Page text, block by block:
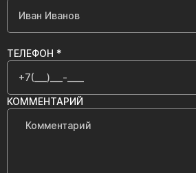
ТЕЛЕФОН *
КОММЕНТАРИЙ